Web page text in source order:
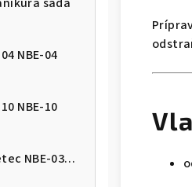
NBE-04
NBE-10
Staleks Obojstranný štetec NBE-03/06